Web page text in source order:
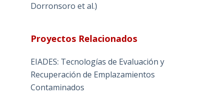
Dorronsoro et al.)
Proyectos Relacionados
EIADES: Tecnologías de Evaluación y
Recuperación de Emplazamientos
Contaminados